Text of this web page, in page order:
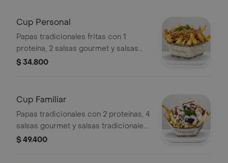
Cup Personal
Papas tradicionales fritas con 1
proteína, 2 salsas gourmet y salsas
tradicionales a elegir.
$ 34.800
Cup Familiar
Papas tradicionales con 2 proteínas, 4
salsas gourmet y salsas tradicionales
a elegir, para 2 a 3 personas.
$ 49.400